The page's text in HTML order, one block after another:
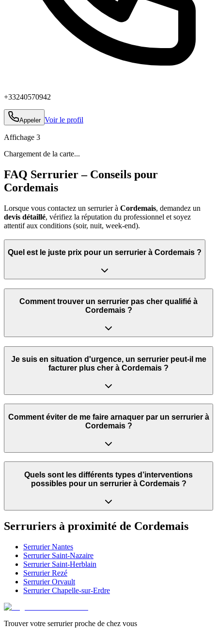
+33240570942
Appeler Voir le profil
Affichage 3
Chargement de la carte...
FAQ Serrurier – Conseils pour
Cordemais
Lorsque vous contactez un serrurier à Cordemais, demandez un
devis détaillé, vérifiez la réputation du professionnel et soyez
attentif aux conditions (soir, nuit, week‑end).
Quel est le juste prix pour un serrurier à Cordemais ?
Comment trouver un serrurier pas cher qualifié à
Cordemais ?
Je suis en situation d'urgence, un serrurier peut‑il me
facturer plus cher à Cordemais ?
Comment éviter de me faire arnaquer par un serrurier à
Cordemais ?
Quels sont les différents types d’interventions
possibles pour un serrurier à Cordemais ?
Serruriers à proximité de Cordemais
SerrurierNantes
Serrurier Saint-Nazaire
Serrurier Saint-Herblain
SerrurierRezé
SerrurierOrvault
SerrurierChapelle-sur-Erdre
Trouver votre serrurier proche de chez vous